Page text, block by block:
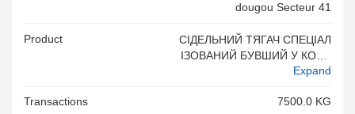
Dougou Secteur 41
Product
СІДЕЛЬНИЙ ТЯГАЧ СПЕЦІАЛ
ІЗОВАНИЙ БУВШИЙ У КОРИ
СТУВАННІ МАРКИ DA F МОД
E47XS0E601883 ЗАГАЛЬНА К
Expand
Transactions 7500.0 KG